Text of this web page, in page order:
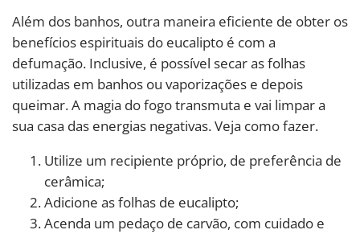
Além dos banhos, outra maneira eficiente de obter os
benefícios espirituais do eucalipto é com a
defumação. Inclusive, é possível secar as folhas
utilizadas em banhos ou vaporizações e depois
queimar. A magia do fogo transmuta e vai limpar a
sua casa das energias negativas. Veja como fazer.
Utilize um recipiente próprio, de preferência de
cerâmica;
Adicione as folhas de eucalipto;
Acenda um pedaço de carvão, com cuidado e